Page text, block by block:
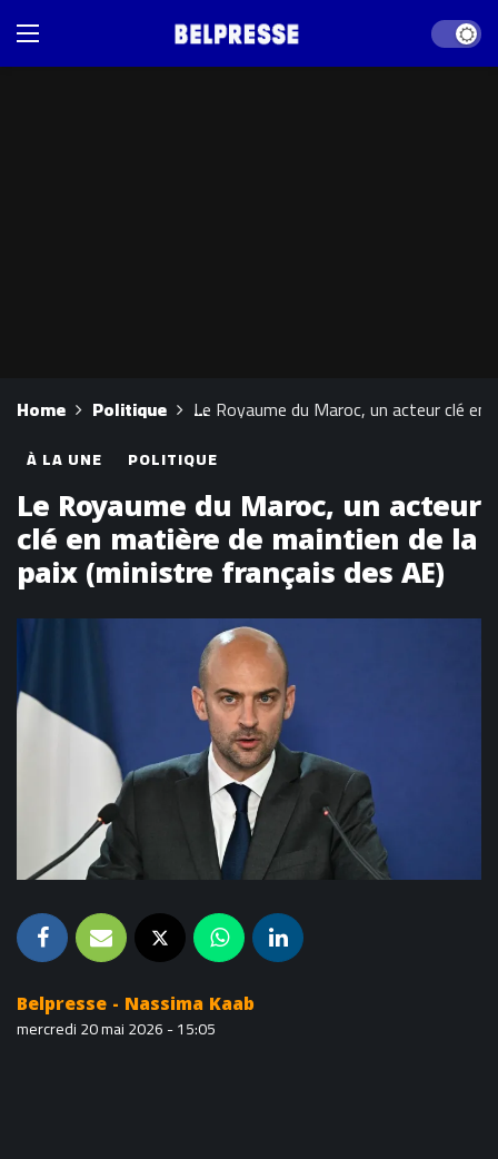
Dark
Home Politique Le Royaume du Maroc, un acteur clé
À LA UNE POLITIQUE
Le Royaume du Maroc, un acteur
clé en matière de maintien de la
paix (ministre français des AE)
Belpresse - Nassima Kaab
mercredi 20 mai 2026 - 15:05